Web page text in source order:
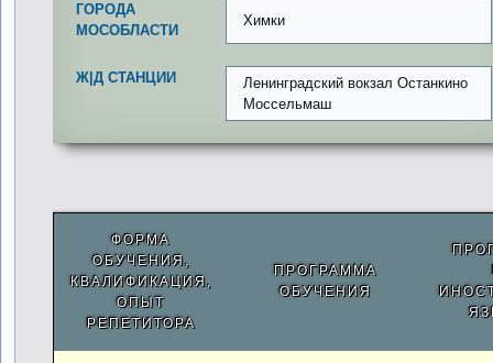
ГОРОДА
МОСОБЛАСТИ
Химки
Ж|Д СТАНЦИИ
Ленинградский вокзал Останкино
Моссельмаш
ФОРМА
ОБУЧЕНИЯ,
КВАЛИФИКАЦИЯ,
ОПЫТ
РЕПЕТИТОРА
ПРОГРАММА
ОБУЧЕНИЯ